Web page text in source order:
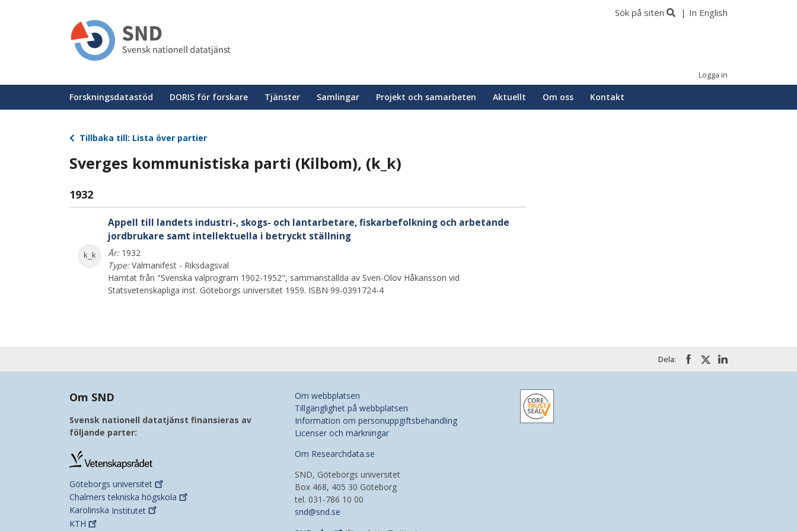
Sök på siten In English
Logga in
Huvudmeny
Forskningsdatastöd DORIS för forskare Tjänster Samlingar Projekt och samarbeten Aktuellt Om oss Kontakt
Tillbaka till: Lista över partier
Sverges kommunistiska parti (Kilbom), (k_k)
1932
k_k
Appell till landets industri-, skogs- och lantarbetare, fiskarbefolkning och arbetande
jordbrukare samt intellektuella i betryckt ställning
År:1932
Type:Valmanifest - Riksdagsval
Hämtat från "Svenska valprogram 1902-1952", sammanställda av Sven-Olov Håkansson vid
Statsvetenskapliga inst. Göteborgs universitet 1959. ISBN 99-0391724-4
Dela:
Om SND
Svensk nationell datatjänst finansieras av
följande parter:
Göteborgs universitet
Chalmers tekniska högskola
Karolinska Institutet
KTH
Om webbplatsen
Tillgänglighet på webbplatsen
Information om personuppgiftsbehandling
Licenser och märkningar
Om Researchdata.se
SND, Göteborgs universitet
Box 468, 405 30 Göteborg
tel. 031-786 10 00
snd@snd.se